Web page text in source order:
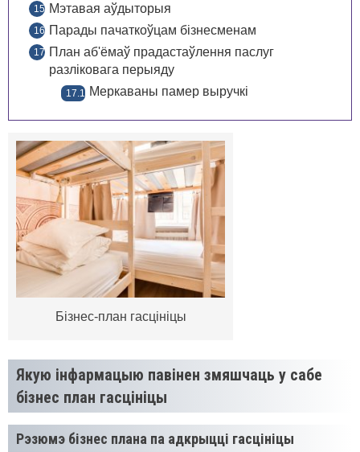
Мэтавая аўдыторыя
Парады пачаткоўцам бізнесменам
План аб'ёмаў прадастаўлення паслуг
разліковага перыяду
Меркаваны памер выручкі
Бізнес-план гасцініцы
Якую інфармацыю павiнен змяшчаць у сабе
бізнес план гасцініцы
Рэзюмэ бізнес плана па адкрыцці гасцініцы